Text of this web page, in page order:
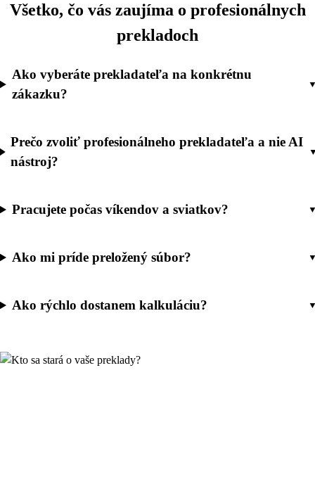
Všetko, čo vás zaujíma o profesionálnych
prekladoch
Ako vyberáte prekladateľa na konkrétnu
zákazku?
Prečo zvoliť profesionálneho prekladateľa a nie AI
nástroj?
Pracujete počas víkendov a sviatkov?
Ako mi príde preložený súbor?
Ako rýchlo dostanem kalkuláciu?